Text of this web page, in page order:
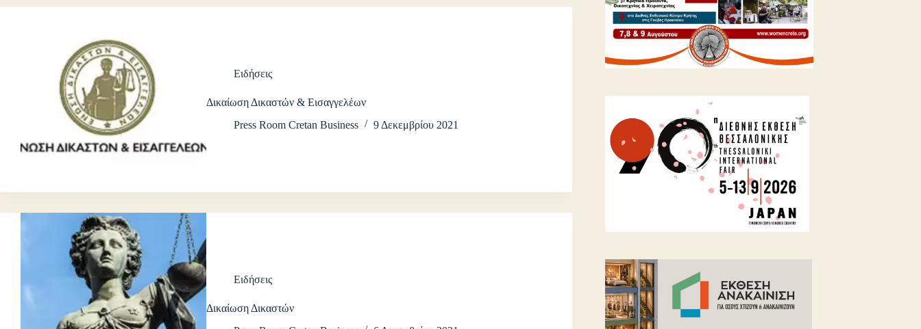
Ειδήσεις
Δικαίωση Δικαστών & Εισαγγελέων
Press Room Cretan Business
9 Δεκεμβρίου 2021
Ειδήσεις
Δικαίωση Δικαστών